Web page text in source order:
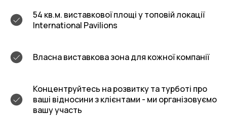
54 кв.м. виставкової площі у топовій локації
International Pavilions
Власна виставкова зона для кожної компанії
Концентруйтесь на розвитку та турботі про
ваші відносини з клієнтами - ми організовуємо
вашу участь